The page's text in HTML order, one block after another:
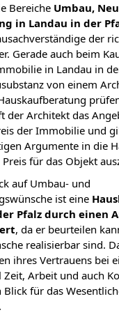
Bereiche Umbau,
in Landau in der
der
Gerade auch beim
in Landau in
von einem
der Architekt das
der Immobilie und
Argumente in die
für das Objekt
auf Umbau- und
ist eine
Pfalz durch einen
, da er beurteilen
realisierbar sind.
ihres Vertrauens bei
Arbeit und auch
Blick für das